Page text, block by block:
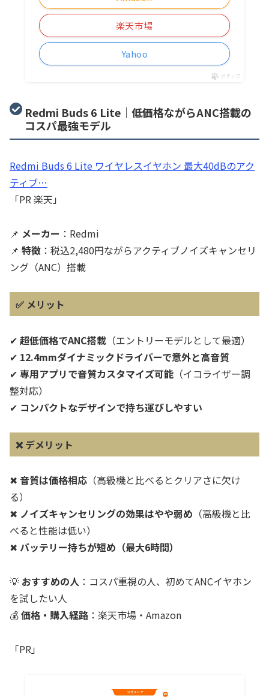
楽天市場
Yahoo
ポチップ
Redmi Buds 6 Lite｜低価格ながらANC搭載の
コスパ最強モデル
Redmi Buds 6 Lite ワイヤレスイヤホン 最大40dBのアク
ティブ…
「PR 楽天」
📌 メーカー ：Redmi
📌 特徴 ：税込2,480円ながらアクティブノイズキャンセリ
ング（ANC）搭載
✅ メリット
✔ 超低価格でANC搭載 （エントリーモデルとして最適）
✔ 12.4mmダイナミックドライバーで意外と高音質
✔ 専用アプリで音質カスタマイズ可能 （イコライザー調
整対応）
✔ コンパクトなデザインで持ち運びしやすい
❌デメリット
✖ 音質は価格相応 （高級機と比べるとクリアさに欠け
る）
✖ ノイズキャンセリングの効果はやや弱め （高級機と比
べると性能は低い）
✖ バッテリー持ちが短め（最大6時間）
💡 おすすめの人 ：コスパ重視の人、初めてANCイヤホン
を試したい人
💰価格・購入経路 ：楽天市場・Amazon
「PR」